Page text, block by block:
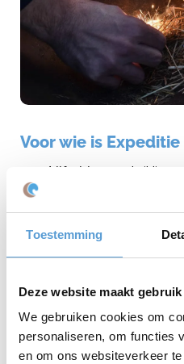
Toestemming
Deze website maakt
We gebruiken cookies om
personaliseren, om functies
en om ons websiteverkeer
Voor wie is
Bedrijfsuitjes
: teambuilding
samenwerking en competitie.
: zet de
Familiedagen: jong en oud
Extra’s: eten, drinken en
Na alle actie en competitie
goed. Combineer het Expeditie